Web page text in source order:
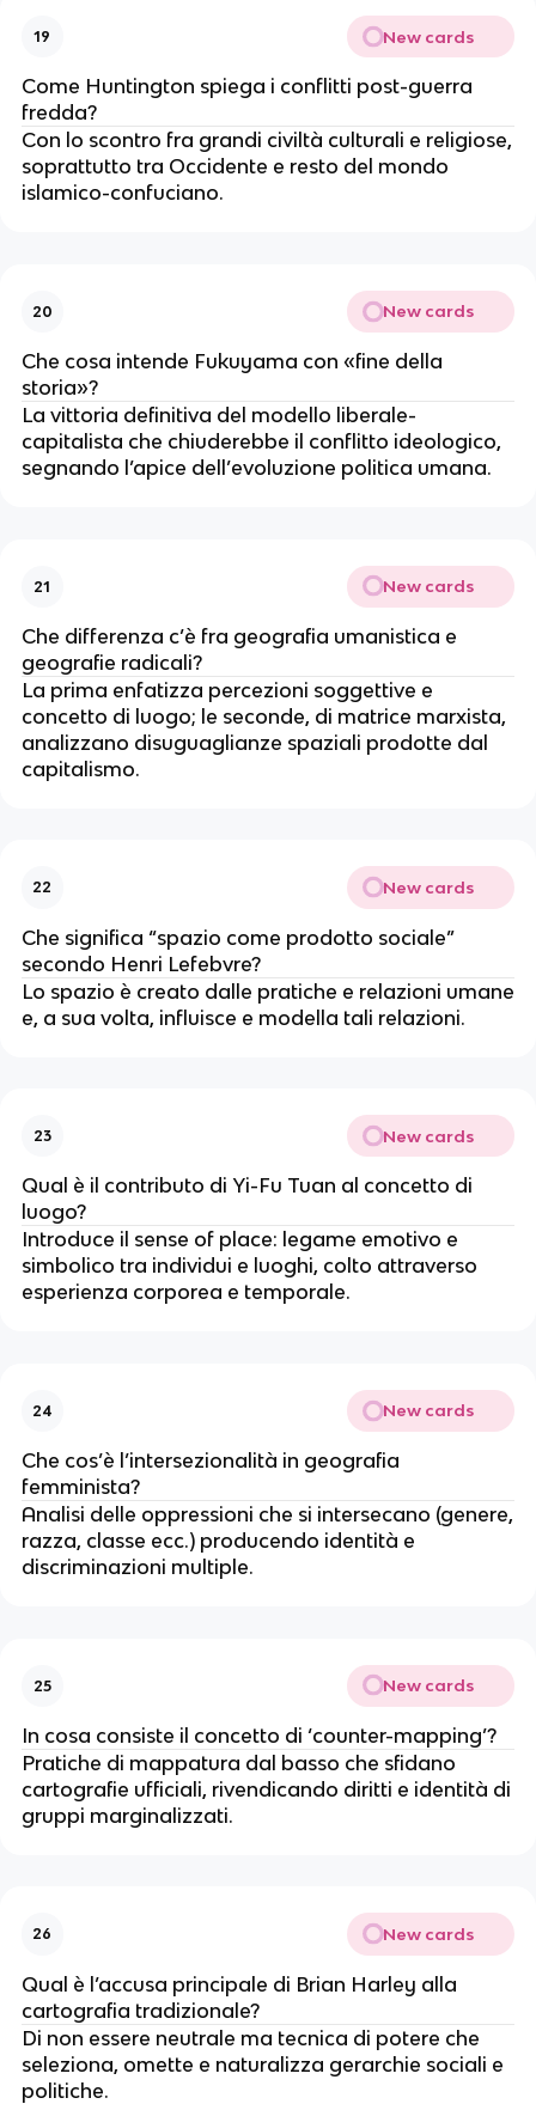
19 New cards
Come Huntington spiega i conflitti post-guerra
fredda?
Con lo scontro fra grandi civiltà culturali e religiose,
soprattutto tra Occidente e resto del mondo
islamico-confuciano.
20 New cards
Che cosa intende Fukuyama con «fine della
storia»?
La vittoria definitiva del modello liberale-
capitalista che chiuderebbe il conflitto ideologico,
segnando l’apice dell’evoluzione politica umana.
21 New cards
Che differenza c’è fra geografia umanistica e
geografie radicali?
La prima enfatizza percezioni soggettive e
concetto di luogo; le seconde, di matrice marxista,
analizzano disuguaglianze spaziali prodotte dal
capitalismo.
22 New cards
Che significa “spazio come prodotto sociale”
secondo Henri Lefebvre?
Lo spazio è creato dalle pratiche e relazioni umane
e, a sua volta, influisce e modella tali relazioni.
23 New cards
Qual è il contributo di Yi-Fu Tuan al concetto di
luogo?
Introduce il sense of place: legame emotivo e
simbolico tra individui e luoghi, colto attraverso
esperienza corporea e temporale.
24 New cards
Che cos’è l’intersezionalità in geografia
femminista?
Analisi delle oppressioni che si intersecano (genere,
razza, classe ecc.) producendo identità e
discriminazioni multiple.
25 New cards
In cosa consiste il concetto di ‘counter-mapping’?
Pratiche di mappatura dal basso che sfidano
cartografie ufficiali, rivendicando diritti e identità di
gruppi marginalizzati.
26 New cards
Qual è l’accusa principale di Brian Harley alla
cartografia tradizionale?
Di non essere neutrale ma tecnica di potere che
seleziona, omette e naturalizza gerarchie sociali e
politiche.